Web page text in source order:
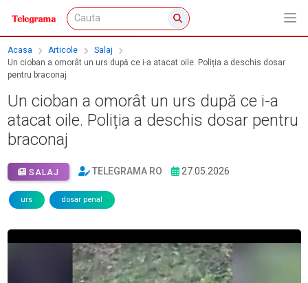
Acasa Articole
Salaj
Un cioban a omorât un urs după ce i-a atacat oile. Poliția a deschis dosar
pentru braconaj
Un cioban a omorât un urs după ce i-a
atacat oile. Poliția a deschis dosar pentru
braconaj
SALAJ TELEGRAMA RO 27.05.2026
urs dosar penal